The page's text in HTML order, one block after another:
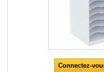
Connectez-